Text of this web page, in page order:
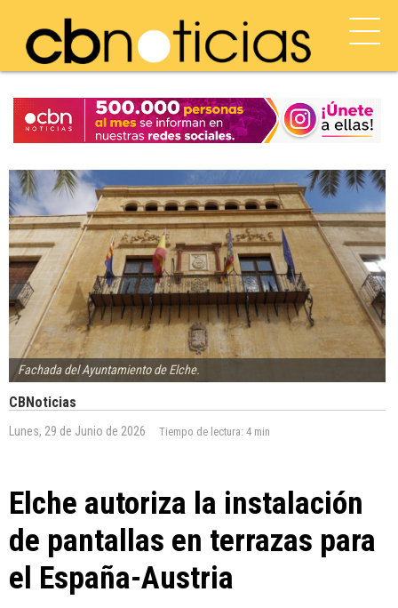
Fachada del Ayuntamiento de Elche.
CBNoticias
Lunes, 29 de Junio de 2026 Tiempo de lectura: 4 min
Elche autoriza la instalación
de pantallas en terrazas para
el España-Austria